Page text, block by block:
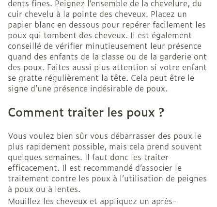
dents fines. Peignez l’ensemble de la chevelure, du
cuir chevelu à la pointe des cheveux. Placez un
papier blanc en dessous pour repérer facilement les
poux qui tombent des cheveux. Il est également
conseillé de vérifier minutieusement leur présence
quand des enfants de la classe ou de la garderie ont
des poux. Faites aussi plus attention si votre enfant
se gratte régulièrement la tête. Cela peut être le
signe d’une présence indésirable de poux.
Comment traiter les poux ?
Vous voulez bien sûr vous débarrasser des poux le
plus rapidement possible, mais cela prend souvent
quelques semaines. Il faut donc les traiter
efficacement. Il est recommandé d’associer le
traitement contre les poux à l’utilisation de peignes
à poux ou à lentes.
Mouillez les cheveux et appliquez un après-